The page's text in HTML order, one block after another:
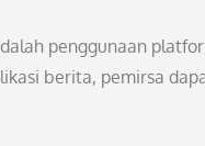
penggunaan
berita, pemirsa